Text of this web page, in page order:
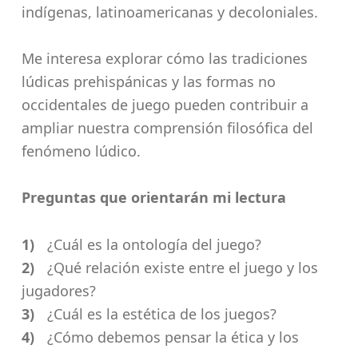
indígenas, latinoamericanas y decoloniales.
Me interesa explorar cómo las tradiciones
lúdicas prehispánicas y las formas no
occidentales de juego pueden contribuir a
ampliar nuestra comprensión filosófica del
fenómeno lúdico.
Preguntas que orientarán mi lectura
¿Cuál es la ontología del juego?
¿Qué relación existe entre el juego y los
jugadores?
¿Cuál es la estética de los juegos?
¿Cómo debemos pensar la ética y los